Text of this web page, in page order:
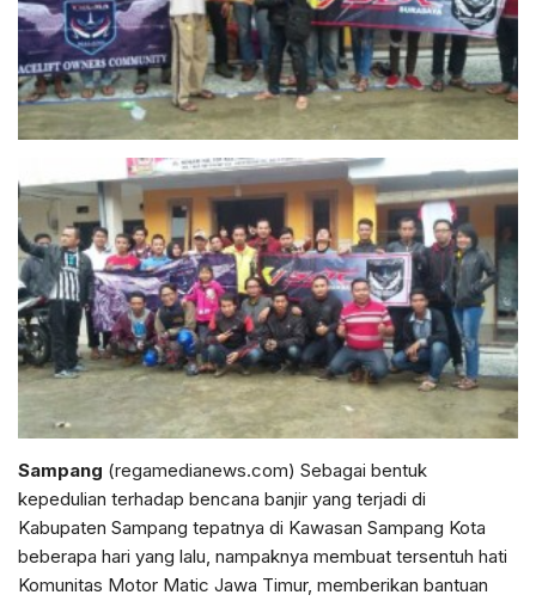
Sampang (regamedianews.com) Sebagai bentuk
kepedulian terhadap bencana banjir yang terjadi di
Kabupaten Sampang tepatnya di Kawasan Sampang Kota
beberapa hari yang lalu, nampaknya membuat tersentuh hati
Komunitas Motor Matic Jawa Timur, memberikan bantuan